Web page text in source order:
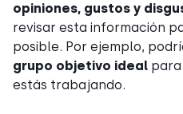
opiniones, gustos y
revisar esta información
posible. Por ejemplo,
grupo objetivo ideal
estás trabajando.